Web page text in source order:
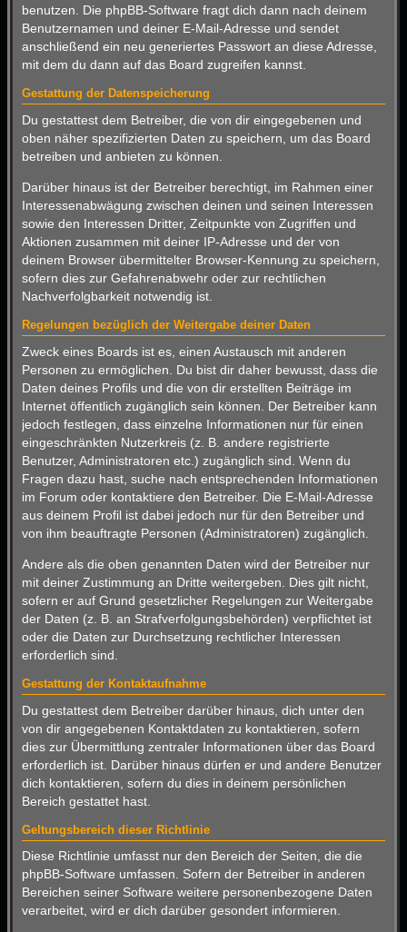
benutzen. Die phpBB-Software fragt dich dann nach deinem
Benutzernamen und deiner E-Mail-Adresse und sendet
anschließend ein neu generiertes Passwort an diese Adresse,
mit dem du dann auf das Board zugreifen kannst.
Gestattung der Datenspeicherung
Du gestattest dem Betreiber, die von dir eingegebenen und
oben näher spezifizierten Daten zu speichern, um das Board
betreiben und anbieten zu können.
Darüber hinaus ist der Betreiber berechtigt, im Rahmen einer
Interessenabwägung zwischen deinen und seinen Interessen
sowie den Interessen Dritter, Zeitpunkte von Zugriffen und
Aktionen zusammen mit deiner IP-Adresse und der von
deinem Browser übermittelter Browser-Kennung zu speichern,
sofern dies zur Gefahrenabwehr oder zur rechtlichen
Nachverfolgbarkeit notwendig ist.
Regelungen bezüglich der Weitergabe deiner Daten
Zweck eines Boards ist es, einen Austausch mit anderen
Personen zu ermöglichen. Du bist dir daher bewusst, dass die
Daten deines Profils und die von dir erstellten Beiträge im
Internet öffentlich zugänglich sein können. Der Betreiber kann
jedoch festlegen, dass einzelne Informationen nur für einen
eingeschränkten Nutzerkreis (z. B. andere registrierte
Benutzer, Administratoren etc.) zugänglich sind. Wenn du
Fragen dazu hast, suche nach entsprechenden Informationen
im Forum oder kontaktiere den Betreiber. Die E-Mail-Adresse
aus deinem Profil ist dabei jedoch nur für den Betreiber und
von ihm beauftragte Personen (Administratoren) zugänglich.
Andere als die oben genannten Daten wird der Betreiber nur
mit deiner Zustimmung an Dritte weitergeben. Dies gilt nicht,
sofern er auf Grund gesetzlicher Regelungen zur Weitergabe
der Daten (z. B. an Strafverfolgungsbehörden) verpflichtet ist
oder die Daten zur Durchsetzung rechtlicher Interessen
erforderlich sind.
Gestattung der Kontaktaufnahme
Du gestattest dem Betreiber darüber hinaus, dich unter den
von dir angegebenen Kontaktdaten zu kontaktieren, sofern
dies zur Übermittlung zentraler Informationen über das Board
erforderlich ist. Darüber hinaus dürfen er und andere Benutzer
dich kontaktieren, sofern du dies in deinem persönlichen
Bereich gestattet hast.
Geltungsbereich dieser Richtlinie
Diese Richtlinie umfasst nur den Bereich der Seiten, die die
phpBB-Software umfassen. Sofern der Betreiber in anderen
Bereichen seiner Software weitere personenbezogene Daten
verarbeitet, wird er dich darüber gesondert informieren.